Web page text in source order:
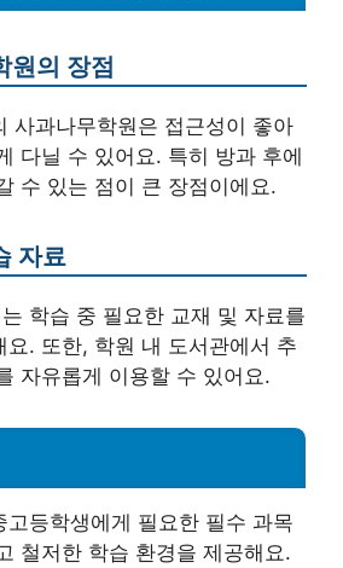
원의 장점
사과나무학원은 접근성이 좋아
다닐 수 있어요. 특히 방과 후에
수 있는 점이 큰 장점이에요.
자료
학습 중 필요한 교재 및 자료를
요. 또한, 학원 내 도서관에서 추
자유롭게 이용할 수 있어요.
고등학생에게 필요한 필수 과목
철저한 학습 환경을 제공해요.